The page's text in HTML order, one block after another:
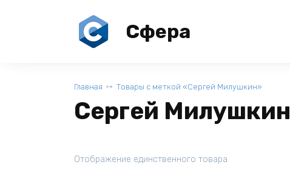
Сфера
Главная Товары с меткой «Сергей Милушкин»
Сергей Милушкин
Отображение единственного товара